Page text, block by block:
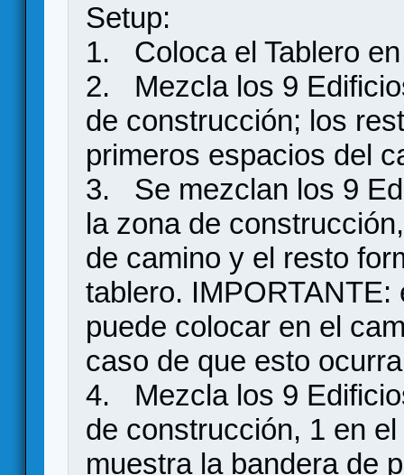
Setup:
1. Coloca el Tablero
2. Mezcla los 9
de construcción; los
primeros espacios del
3. Se mezclan los 9
la zona de
de camino y el resto
tablero.
puede colocar en el
caso de que esto
4. Mezcla los 9
de construcción, 1 en
muestra la bandera de